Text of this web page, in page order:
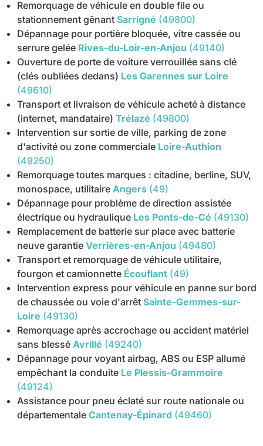
Remorquage de véhicule en double file ou
stationnement gênant Sarrigné (49800)
Dépannage pour portière bloquée, vitre cassée ou
serrure gelée Rives-du-Loir-en-Anjou (49140)
Ouverture de porte de voiture verrouillée sans clé
(clés oubliées dedans) Les Garennes sur Loire
(49610)
Transport et livraison de véhicule acheté à distance
(internet, mandataire) Trélazé (49800)
Intervention sur sortie de ville, parking de zone
d'activité ou zone commerciale Loire-Authion
(49250)
Remorquage toutes marques : citadine, berline, SUV,
monospace, utilitaire Angers (49)
Dépannage pour problème de direction assistée
électrique ou hydraulique Les Ponts-de-Cé (49130)
Remplacement de batterie sur place avec batterie
neuve garantie Verrières-en-Anjou (49480)
Transport et remorquage de véhicule utilitaire,
fourgon et camionnette Écouflant (49)
Intervention express pour véhicule en panne sur bord
de chaussée ou voie d'arrêt Sainte-Gemmes-sur-
Loire (49130)
Remorquage après accrochage ou accident matériel
sans blessé Avrillé (49240)
Dépannage pour voyant airbag, ABS ou ESP allumé
empêchant la conduite Le Plessis-Grammoire
(49124)
Assistance pour pneu éclaté sur route nationale ou
départementale Cantenay-Épinard (49460)